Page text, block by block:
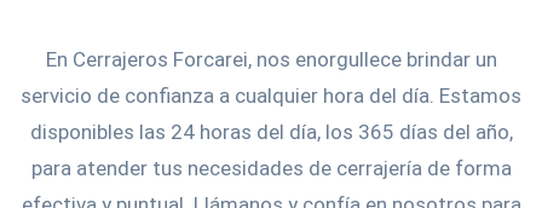
En Cerrajeros Forcarei, nos enorgullece brindar un
servicio de confianza a cualquier hora del día. Estamos
disponibles las 24 horas del día, los 365 días del año,
para atender tus necesidades de cerrajería de forma